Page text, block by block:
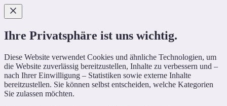
Ihre Privatsphäre ist uns wichtig.
Diese Website verwendet Cookies und ähnliche Technologien, um
die Website zuverlässig bereitzustellen, Inhalte zu verbessern und –
nach Ihrer Einwilligung – Statistiken sowie externe Inhalte
bereitzustellen. Sie können selbst entscheiden, welche Kategorien
Sie zulassen möchten.